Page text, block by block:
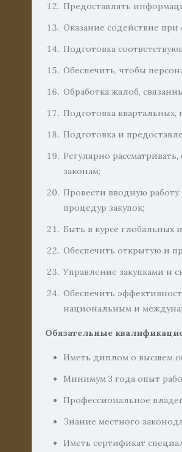
Предоставлять
Оказание содействие
Подготовка
Обеспечить, чтобы
Обработка жалоб,
Подготовка квартальных,
Подготовка и
Регулярно
законам;
Провести вводную
процедур закупок;
Быть в курсе глобальных
Обеспечить открытую и
Управление закупками и
Обеспечить
национальным и
Обязательные
Иметь диплом о высшем
Минимум 3 года опыт
Профессиональное
Знание местного
Иметь сертификат